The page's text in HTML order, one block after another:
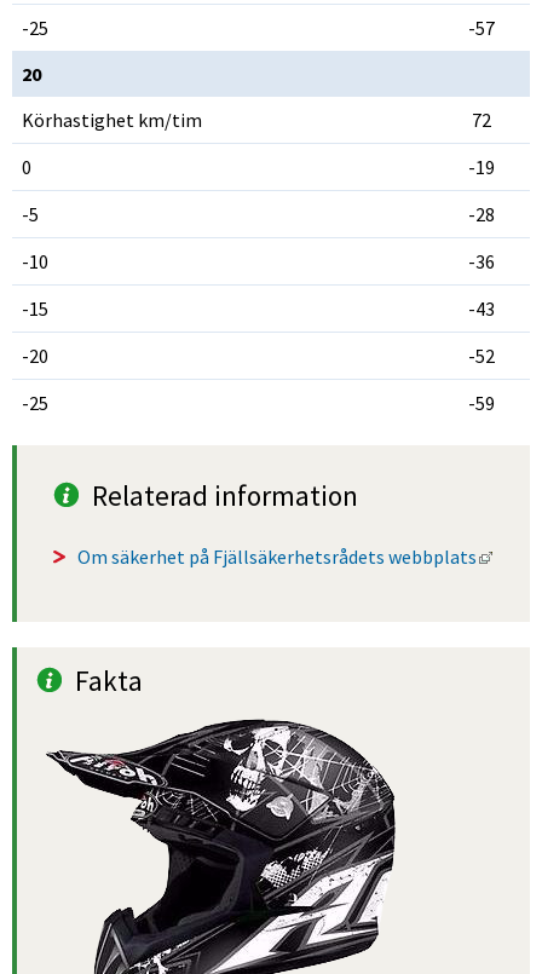
-25
-57
20
Körhastighet km/tim
72
0
-19
-5
-28
-10
-36
-15
-43
-20
-52
-25
-59
Relaterad information
Om säkerhet på Fjällsäkerhetsrådets webbplats Länk
Fakta